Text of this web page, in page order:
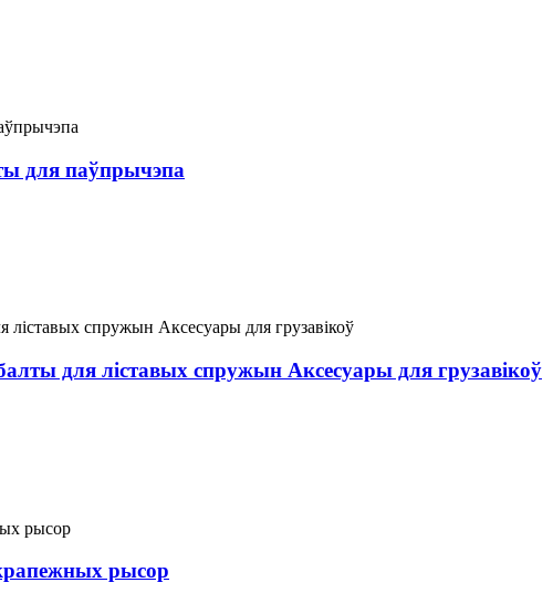
для паўпрычэпа
для ліставых спружын Аксесуары для грузавікоў
рысор